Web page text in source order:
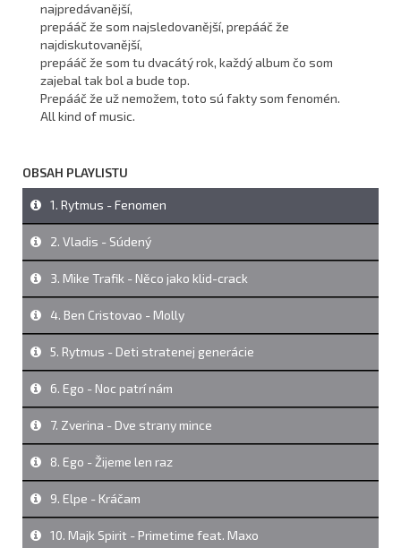
najpredávanější,
prepááč že som najsledovanější, prepááč že
najdiskutovanější,
prepááč že som tu dvacátý rok, každý album čo som
zajebal tak bol a bude top.
Prepááč že už nemožem, toto sú fakty som fenomén.
All kind of music.
OBSAH PLAYLISTU
1. Rytmus - Fenomen
2. Vladis - Súdený
3. Mike Trafik - Něco jako klid-crack
4. Ben Cristovao - Molly
5. Rytmus - Deti stratenej generácie
6. Ego - Noc patrí nám
7. Zverina - Dve strany mince
8. Ego - Žijeme len raz
9. Elpe - Kráčam
10. Majk Spirit - Primetime feat. Maxo